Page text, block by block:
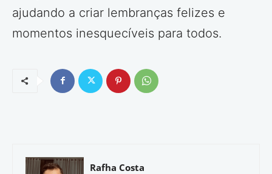
ajudando a criar lembranças felizes e
momentos inesquecíveis para todos.
Rafha Costa